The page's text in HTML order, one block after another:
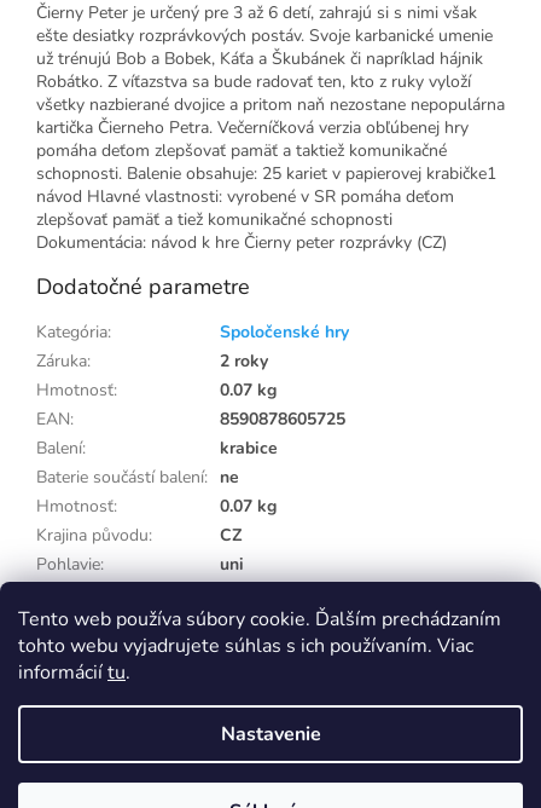
Tento web používa súbory cookie. Ďalším prechádzaním
tohto webu vyjadrujete súhlas s ich používaním. Viac
informáciítu.
Nastavenie
Eshop na samostatné doméně Capi-cap.sk ukončujeme, nákup i pro
Slovensko přesunujeme na doménu Capi-cap.cz
Ceny, dopravy ani nic jiného se pro vás nemění, naopak se rozšíří
Čierny Peter je určený pre 3 až 6 detí, zahrajú si s nimi však
ešte desiatky rozprávkových postáv. Svoje karbanické umenie
už trénujú Bob a Bobek, Káťa a Škubánek či napríklad hájnik
Robátko. Z víťazstva sa bude radovať ten, kto z ruky vyloží
všetky nazbierané dvojice a pritom naň nezostane nepopulárna
kartička Čierneho Petra. Večerníčková verzia obľúbenej hry
pomáha deťom zlepšovať pamäť a taktiež komunikačné
schopnosti. Balenie obsahuje: 25 kariet v papierovej krabičke1
návod Hlavné vlastnosti: vyrobené v SR pomáha deťom
zlepšovať pamäť a tiež komunikačné schopnosti
Dokumentácia: návod k hre Čierny peter rozprávky (CZ)
Dodatočné parametre
Kategória:
Spoločenské hry
Záruka:
2 roky
Hmotnosť:
0.07 kg
EAN:
8590878605725
Balení:
krabice
Baterie součástí balení: ne
Hmotnosť:
0.07 kg
Krajina původu:
CZ
Pohlavie:
uni
Vek od: 4 rokov
Vytvoril Shoptet